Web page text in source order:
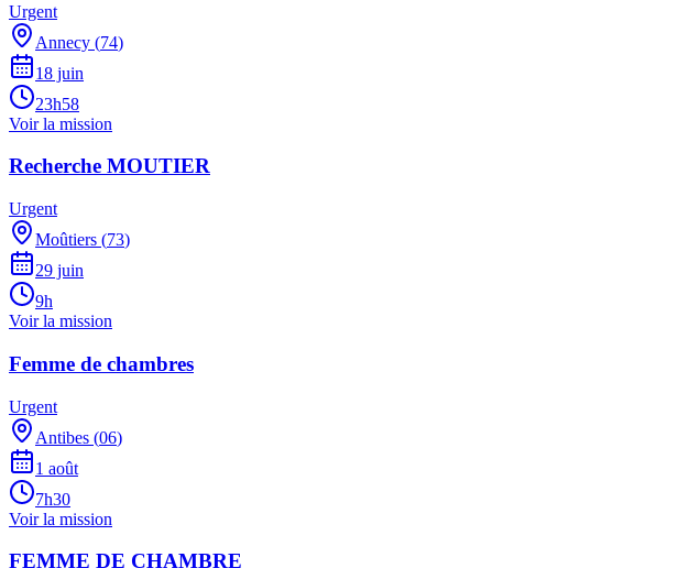
Urgent
Annecy (74)
18 juin
23h58
Voir la mission
Recherche MOUTIER
Urgent
Moûtiers (73)
29 juin
9h
Voir la mission
Femme de chambres
Urgent
Antibes (06)
1 août
7h30
Voir la mission
FEMME DE CHAMBRE